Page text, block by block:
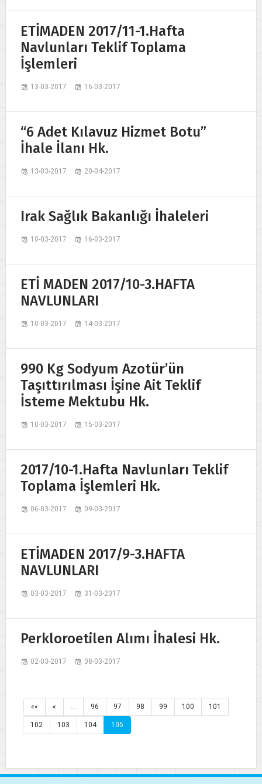
ETİMADEN 2017/11-1.Hafta
Navlunları Teklif Toplama
İşlemleri
13-03-2017 16-03-2017
“6 Adet Kılavuz Hizmet Botu”
İhale İlanı Hk.
13-03-2017 20-04-2017
Irak Sağlık Bakanlığı İhaleleri
10-03-2017 16-03-2017
ETİ MADEN 2017/10-3.HAFTA
NAVLUNLARI
10-03-2017 14-03-2017
990 Kg Sodyum Azotür’ün
Taşıttırılması İşine Ait Teklif
İsteme Mektubu Hk.
10-03-2017 15-03-2017
2017/10-1.Hafta Navlunları Teklif
Toplama İşlemleri Hk.
06-03-2017 09-03-2017
ETİMADEN 2017/9-3.HAFTA
NAVLUNLARI
03-03-2017 31-03-2017
Perkloroetilen Alımı İhalesi Hk.
02-03-2017 08-03-2017
«« « 96 97 98 99 100 101
102 103 104 105